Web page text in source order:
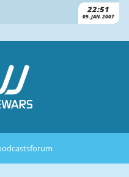
22:51
09. JAN. 2007
forum